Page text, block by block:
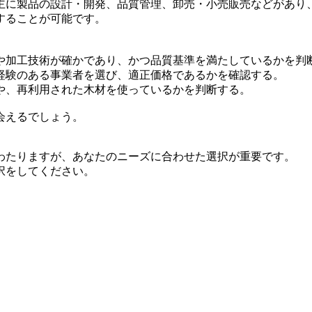
製品の設計・開発、品質管理、卸売・小売販売などがあ
ことが可能です。
工技術が確かであり、かつ品質基準を満たしているかを判
のある事業者を選び、適正価格であるかを確認する。
再利用された木材を使っているかを判断する。
るでしょう。
りますが、あなたのニーズに合わせた選択が重要です。
してください。